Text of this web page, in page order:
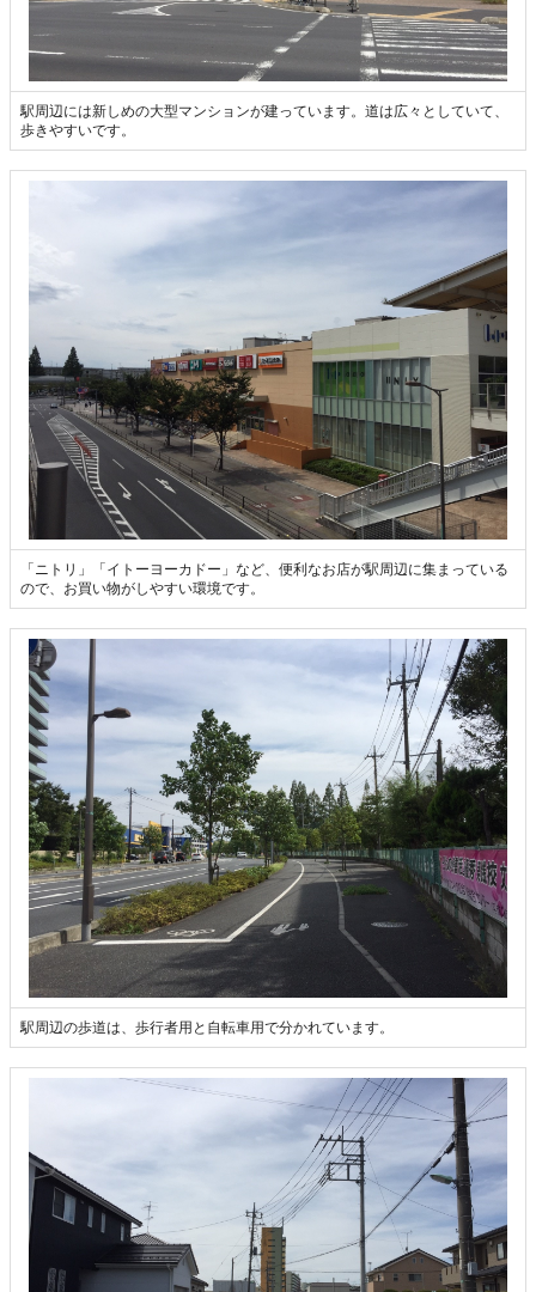
駅周辺には新しめの大型マンションが建っています。道は広々としていて、
歩きやすいです。
「ニトリ」「イトーヨーカドー」など、便利なお店が駅周辺に集まっている
ので、お買い物がしやすい環境です。
駅周辺の歩道は、歩行者用と自転車用で分かれています。